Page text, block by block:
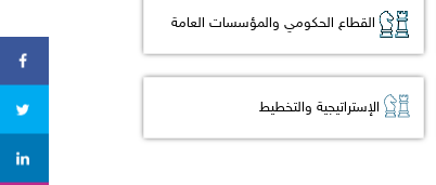
القطاع الحكومي والمؤسسات العامة
الإستراتيجية والتخطيط